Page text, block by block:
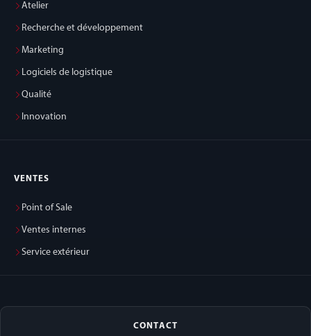
Atelier
Recherche et développement
Marketing
Logiciels de logistique
Qualité
Innovation
VENTES
Point of Sale
Ventes internes
Service extérieur
CONTACT